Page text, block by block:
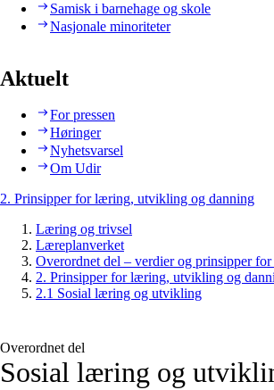
Samisk i barnehage og skole
Nasjonale minoriteter
Aktuelt
For pressen
Høringer
Nyhetsvarsel
Om Udir
2. Prinsipper for læring, utvikling og danning
Læring og trivsel
Læreplanverket
Overordnet del – verdier og prinsipper
2. Prinsipper for læring, utvikling og
2.1 Sosial læring og utvikling
Overordnet del
Sosial læring og